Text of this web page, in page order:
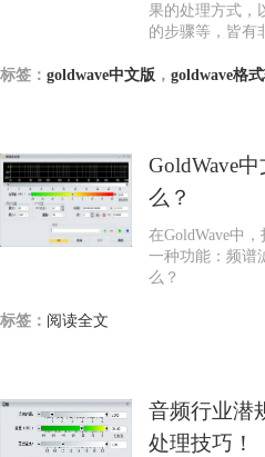
果的处理方式，
的步骤等，皆有
标签： goldwave中文版 ， goldwave格
GoldWave
么？
在GoldWave中
一种功能：频谱
么？
标签： 阅读全文
音频行业潜
处理技巧！